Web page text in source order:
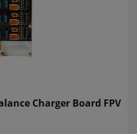
Charger Board FPV